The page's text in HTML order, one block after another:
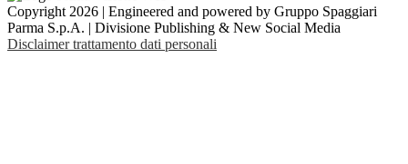
Copyright 2026 | Engineered and powered by Gruppo Spaggiari
Parma S.p.A. | Divisione Publishing & New Social Media
Disclaimer trattamento dati personali